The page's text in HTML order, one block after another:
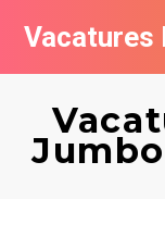
Vacatures